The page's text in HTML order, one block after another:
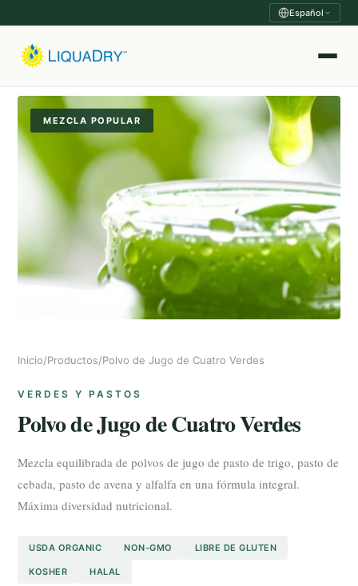
Español
MEZCLA POPULAR
Inicio/Productos/Polvo de Jugo de Cuatro Verdes
VERDES Y PASTOS
Polvo de Jugo de Cuatro Verdes
Mezcla equilibrada de polvos de jugo de pasto de trigo, pasto de
cebada, pasto de avena y alfalfa en una fórmula integral.
Máxima diversidad nutricional.
USDA ORGANIC NON-GMO LIBRE DE GLUTEN
KOSHER HALAL